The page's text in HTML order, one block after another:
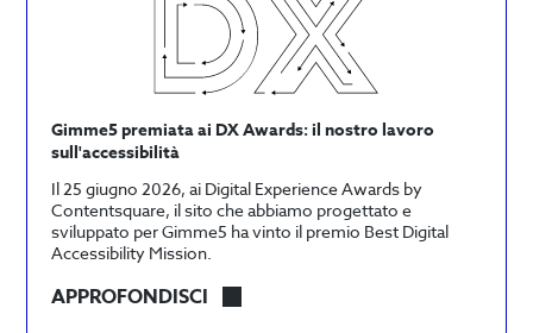
Gimme5 premiata ai DX Awards: il nostro lavoro
sull'accessibilità
Il 25 giugno 2026, ai Digital Experience Awards by
Contentsquare, il sito che abbiamo progettato e
sviluppato per Gimme5 ha vinto il premio Best Digital
Accessibility Mission.
APPROFONDISCI GIMME5
PREMIATA